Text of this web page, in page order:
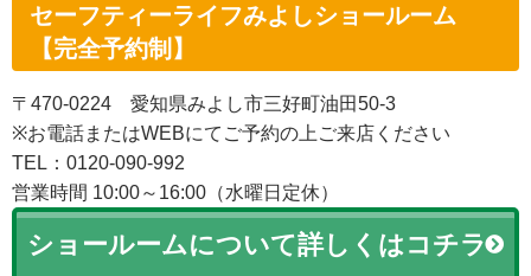
セーフティーライフみよしショールーム
【完全予約制】
〒470-0224 愛知県みよし市三好町油田50-3
※お電話またはWEBにてご予約の上ご来店ください
TEL：0120-090-992
営業時間 10:00～16:00（水曜日定休）
ショールームについて詳しくはコチラ